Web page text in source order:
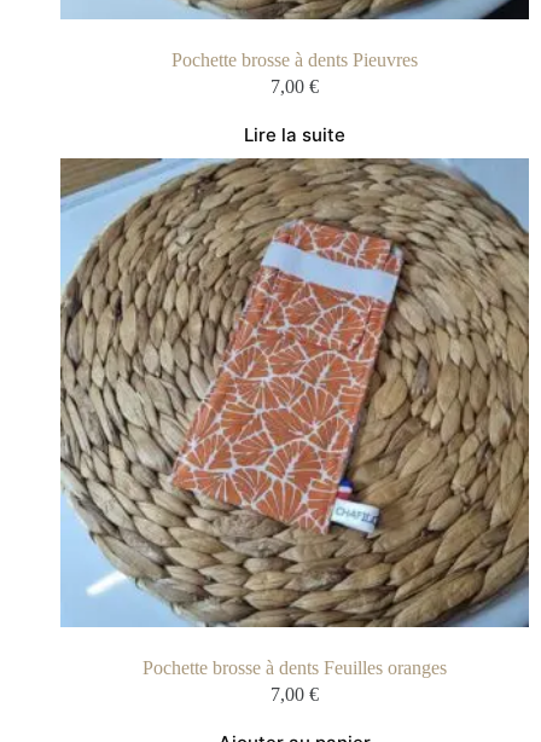
Pochette brosse à dents Pieuvres
7,00 €
Lire la suite
Pochette brosse à dents Feuilles oranges
7,00 €